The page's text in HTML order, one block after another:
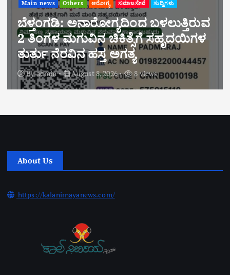
Main news Others ಆರೋಗ್ಯ ಸಮಾಜಸೇವೆ ಸುದ್ದಿಗಳು
ಬೆಳ್ತಂಗಡಿ: ಅನಾರೋಗ್ಯದಿಂದ ಬಳಲುತ್ತಿರುವ
2 ತಿಂಗಳ ಮಗುವಿನ ಚಿಕಿತ್ಸೆಗೆ ಸಹೃದಯಿಗಳ
ತುರ್ತು ನೆರವಿನ ಹಸ್ತ ಅಗತ್ಯ
Byadmin August 8, 2026 8 views
About Us
https://kalanirnayanews.com/